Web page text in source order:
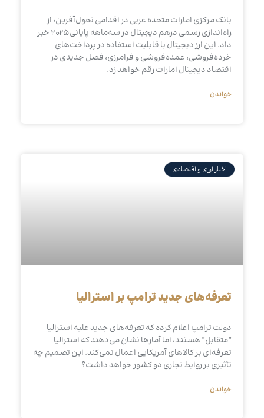
بانک مرکزی امارات متحده عربی در اقدامی تحول‌آفرین، از
راه‌اندازی رسمی درهم دیجیتال در سه‌ماهه پایانی ۲۰۲۵ خبر
داد. این ارز دیجیتال با قابلیت استفاده در پرداخت‌های
خرده‌فروشی، عمده‌فروشی و فرامرزی، فصل جدیدی در
اقتصاد دیجیتال امارات رقم خواهد زد.
خواندن
اخبار ارزی و اقتصادی
تعرفه‌های جدید ترامپ بر استرالیا
دولت ترامپ اعلام کرده که تعرفه‌های جدید علیه استرالیا
“متقابل” هستند، اما آمارها نشان می‌دهند که استرالیا
تعرفه‌ای بر کالاهای آمریکایی اعمال نمی‌کند. این تصمیم چه
تأثیری بر روابط تجاری دو کشور خواهد داشت؟
خواندن